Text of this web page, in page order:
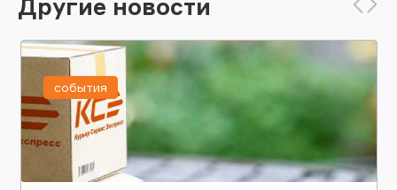
Другие новости
события